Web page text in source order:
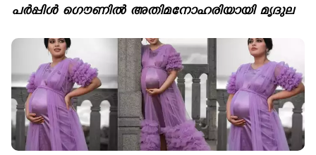
പർപ്പിൾ ഗൌണിൽ അതിമനോഹരിയായി മൃദുല